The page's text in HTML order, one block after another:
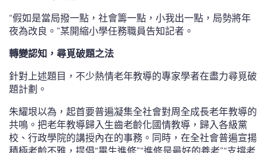
“假如是當局撥一點，社會籌一點，小我出一點，局勢將年
夜為改良。”某開縮小學任務職員告知記者。
轉變認知，尋覓破題之法
針對上述題目，不少熱情老年教導的專家學者在盡力尋覓破
題計劃。
朱耀垠以為，起首要普遍凝集全社會對周全成長老年教導的
共鳴。把老年教導歸入生齒老齡化國情教導，歸入各級黨
校、行政學院的講授內在的事務。同時，在全社會普遍宣揚